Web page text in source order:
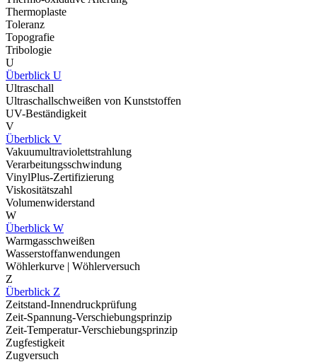
Thermoplaste
Toleranz
Topografie
Tribologie
U
Überblick U
Ultraschall
Ultraschallschweißen von Kunststoffen
UV-Beständigkeit
V
Überblick V
Vakuumultraviolettstrahlung
Verarbeitungsschwindung
VinylPlus-Zertifizierung
Viskositätszahl
Volumenwiderstand
W
Überblick W
Warmgasschweißen
Wasserstoffanwendungen
Wöhlerkurve | Wöhlerversuch
Z
Überblick Z
Zeitstand-Innendruckprüfung
Zeit-Spannung-Verschiebungsprinzip
Zeit-Temperatur-Verschiebungsprinzip
Zugfestigkeit
Zugversuch